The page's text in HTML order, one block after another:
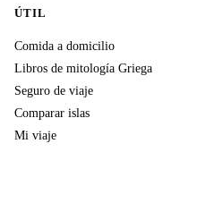
ÚTIL
Comida a domicilio
Libros de mitología Griega
Seguro de viaje
Comparar islas
Mi viaje